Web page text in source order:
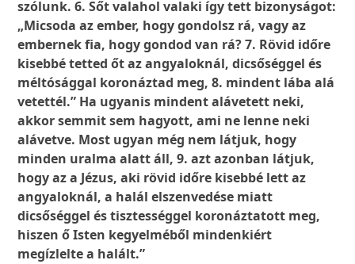
szólunk. 6. Sőt valahol valaki így tett bizonyságot:
„Micsoda az ember, hogy gondolsz rá, vagy az
embernek fia, hogy gondod van rá? 7. Rövid időre
kisebbé tetted őt az angyaloknál, dicsőséggel és
méltósággal koronáztad meg, 8. mindent lába alá
vetettél.” Ha ugyanis mindent alávetett neki,
akkor semmit sem hagyott, ami ne lenne neki
alávetve. Most ugyan még nem látjuk, hogy
minden uralma alatt áll, 9. azt azonban látjuk,
hogy az a Jézus, aki rövid időre kisebbé lett az
angyaloknál, a halál elszenvedése miatt
dicsőséggel és tisztességgel koronáztatott meg,
hiszen ő Isten kegyelméből mindenkiért
megízlelte a halált.”